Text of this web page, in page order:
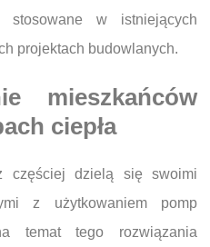
w istniejących
projektach budowlanych.
mieszkańców
ciepła
częściej dzielą się swoimi
z użytkowaniem pomp
temat tego rozwiązania